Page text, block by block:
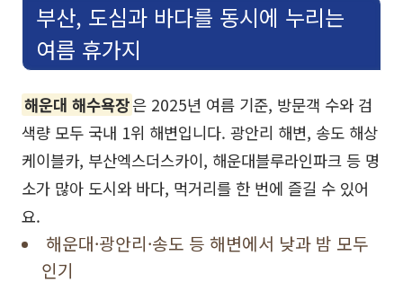
부산, 도심과 바다를 동시에 누리는
여름 휴가지
해운대 해수욕장은 2025년 여름 기준, 방문객 수와 검
색량 모두 국내 1위 해변입니다. 광안리 해변, 송도 해상
케이블카, 부산엑스더스카이, 해운대블루라인파크 등 명
소가 많아 도시와 바다, 먹거리를 한 번에 즐길 수 있어
요.
해운대·광안리·송도 등 해변에서 낮과 밤 모두
인기